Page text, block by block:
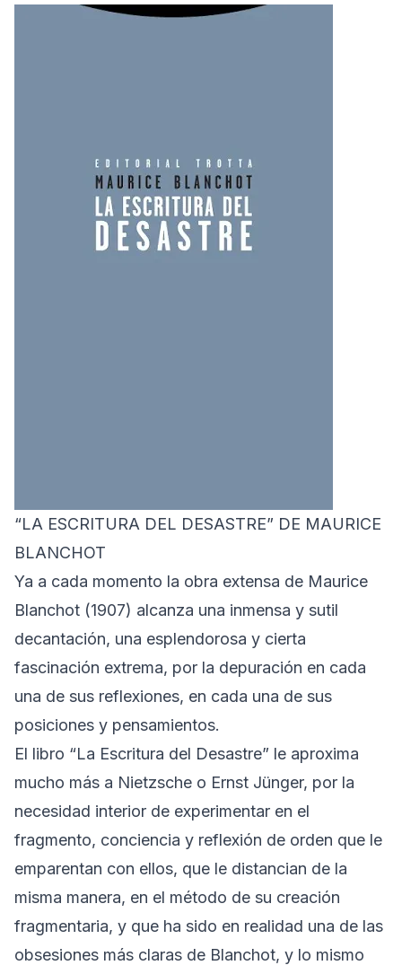
“LA ESCRITURA DEL DESASTRE” DE MAURICE
BLANCHOT
Ya a cada momento la obra extensa de Maurice
Blanchot (1907) alcanza una inmensa y sutil
decantación, una esplendorosa y cierta
fascinación extrema, por la depuración en cada
una de sus reflexiones, en cada una de sus
posiciones y pensamientos.
El libro “La Escritura del Desastre” le aproxima
mucho más a Nietzsche o Ernst Jünger, por la
necesidad interior de experimentar en el
fragmento, conciencia y reflexión de orden que le
emparentan con ellos, que le distancian de la
misma manera, en el método de su creación
fragmentaria, y que ha sido en realidad una de las
obsesiones más claras de Blanchot, y lo mismo